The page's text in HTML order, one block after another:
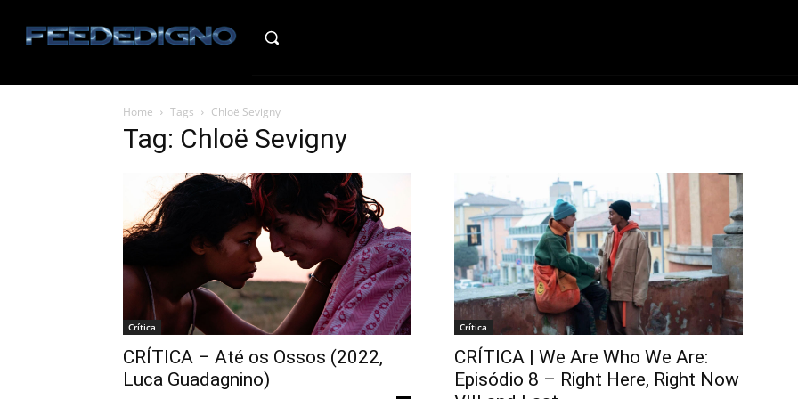
Home Tags Chloë Sevigny
Tag: Chloë Sevigny
Crítica
CRÍTICA – Até os Ossos (2022,
Luca Guadagnino)
Crítica
CRÍTICA | We Are Who We Are:
Episódio 8 – Right Here, Right Now